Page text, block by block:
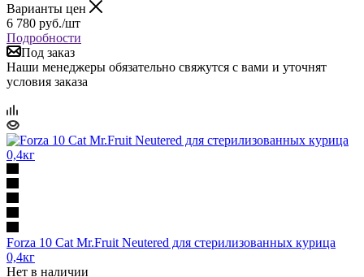
Варианты цен
6 780 руб./шт
Подробности
Под заказ
Наши менеджеры обязательно свяжутся с вами и уточнят
условия заказа
Forza 10 Cat Mr.Fruit Neutered для стерилизованных курица
0,4кг
Нет в наличии